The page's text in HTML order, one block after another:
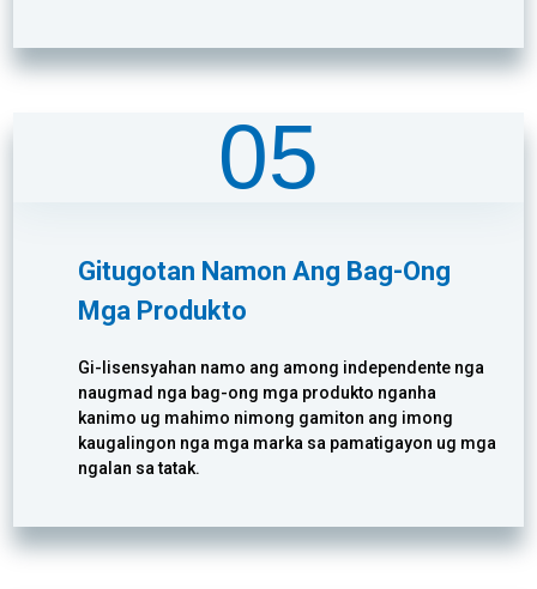
05
Gitugotan Namon Ang Bag-Ong
Mga Produkto
Gi-lisensyahan namo ang among independente nga
naugmad nga bag-ong mga produkto nganha
kanimo ug mahimo nimong gamiton ang imong
kaugalingon nga mga marka sa pamatigayon ug mga
ngalan sa tatak.